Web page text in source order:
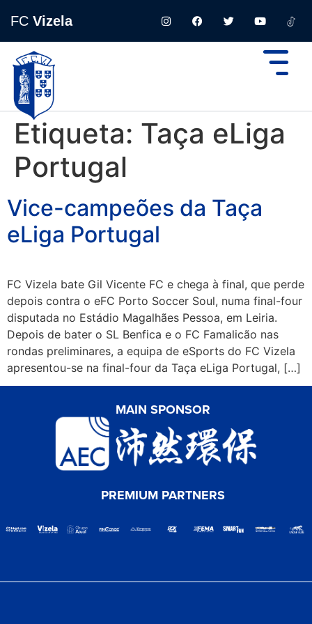
FC Vizela
Etiqueta: Taça eLiga
Portugal
Vice-campeões da Taça
eLiga Portugal
FC Vizela bate Gil Vicente FC e chega à final, que perde
depois contra o eFC Porto Soccer Soul, numa final-four
disputada no Estádio Magalhães Pessoa, em Leiria.
Depois de bater o SL Benfica e o FC Famalicão nas
rondas preliminares, a equipa de eSports do FC Vizela
apresentou-se na final-four da Taça eLiga Portugal, […]
MAIN SPONSOR
PREMIUM PARTNERS